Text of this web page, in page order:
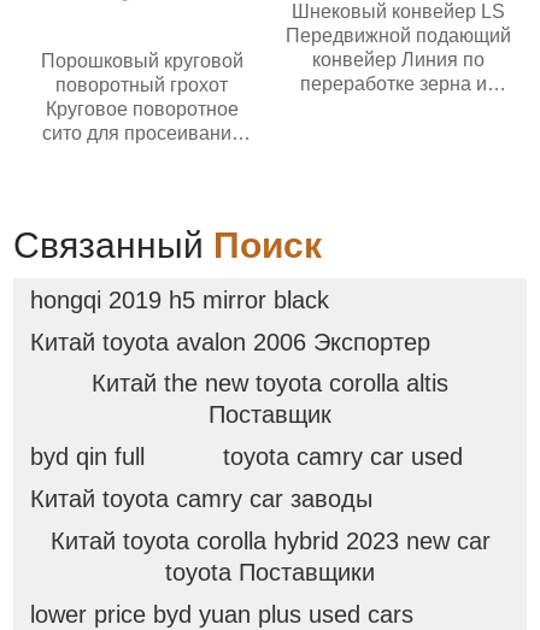
Порошковый круговой
поворотный грохот
Круговое поворотное
сито для просеивания
Шнековый конвейер LS
Передвижной подающий
конвейер Линия по
переработке зерна из
Связанный Поиск
hongqi 2019 h5 mirror black
Китай toyota avalon 2006 Экспортер
Китай the new toyota corolla altis
Поставщик
byd qin full
toyota camry car used
Китай toyota camry car заводы
Китай toyota corolla hybrid 2023 new car
toyota Поставщики
lower price byd yuan plus used cars